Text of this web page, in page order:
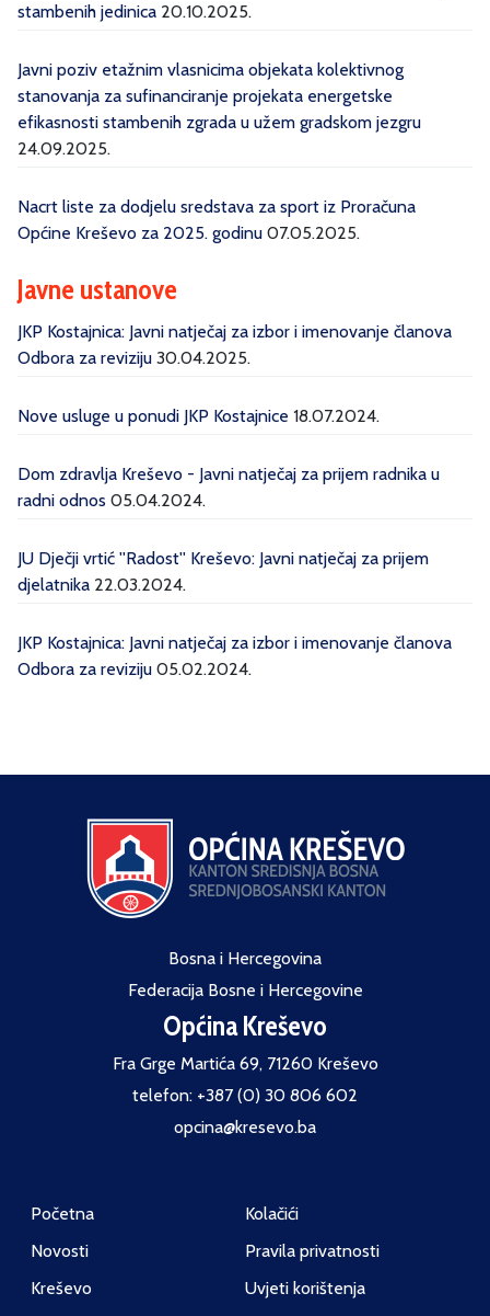
stambenih jedinica 20.10.2025.
Javni poziv etažnim vlasnicima objekata kolektivnog
stanovanja za sufinanciranje projekata energetske
efikasnosti stambenih zgrada u užem gradskom jezgru
24.09.2025.
Nacrt liste za dodjelu sredstava za sport iz Proračuna
Općine Kreševo za 2025. godinu 07.05.2025.
Javne ustanove
JKP Kostajnica: Javni natječaj za izbor i imenovanje članova
Odbora za reviziju 30.04.2025.
Nove usluge u ponudi JKP Kostajnice 18.07.2024.
Dom zdravlja Kreševo - Javni natječaj za prijem radnika u
radni odnos 05.04.2024.
JU Dječji vrtić ''Radost'' Kreševo: Javni natječaj za prijem
djelatnika 22.03.2024.
JKP Kostajnica: Javni natječaj za izbor i imenovanje članova
Odbora za reviziju 05.02.2024.
Bosna i Hercegovina
Federacija Bosne i Hercegovine
Općina Kreševo
Fra Grge Martića 69, 71260 Kreševo
telefon: +387 (0) 30 806 602
opcina@kresevo.ba
Početna
Novosti
Kreševo
Kolačići
Pravila privatnosti
Uvjeti korištenja